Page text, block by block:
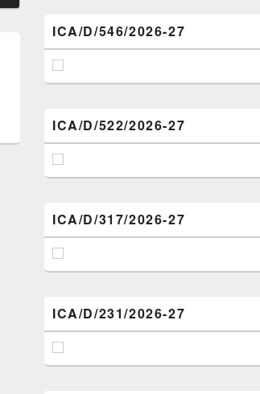
ICA/D/546/2026-27
ICA/D/522/2026-27
ICA/D/317/2026-27
ICA/D/231/2026-27